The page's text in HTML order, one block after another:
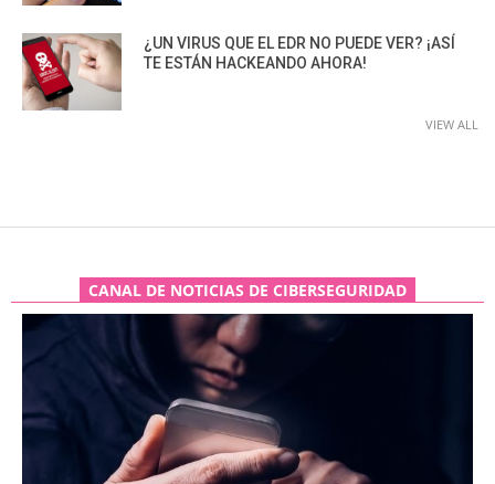
¿UN VIRUS QUE EL EDR NO PUEDE VER? ¡ASÍ
TE ESTÁN HACKEANDO AHORA!
VIEW ALL
CANAL DE NOTICIAS DE CIBERSEGURIDAD